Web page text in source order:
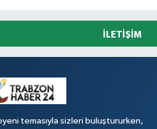
İLETIŞIM
temasıyla sizleri buluştururken,